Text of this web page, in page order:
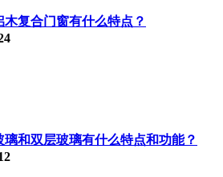
复合门窗有什么特点？
璃和双层玻璃有什么特点和功能？